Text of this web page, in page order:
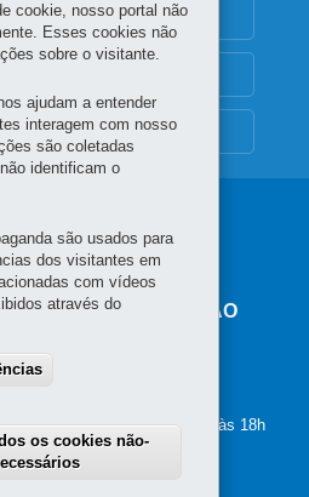
DA EDUCAÇÃO
Curitiba
segunda a sexta-feira, das 8h às 18h
cookie, nosso portal não
Esses cookies não
sobre o visitante.
ajudam a entender
interagem com nosso
são coletadas
identificam o
são usados para
dos visitantes em
com vídeos
através do
os cookies não-